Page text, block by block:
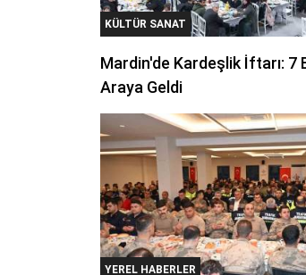
KÜLTÜR SANAT
Mardin'de Kardeşlik İftarı: 7
Araya Geldi
YEREL HABERLER